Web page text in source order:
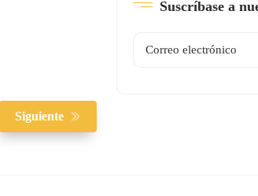
Siguiente
Suscríbase a